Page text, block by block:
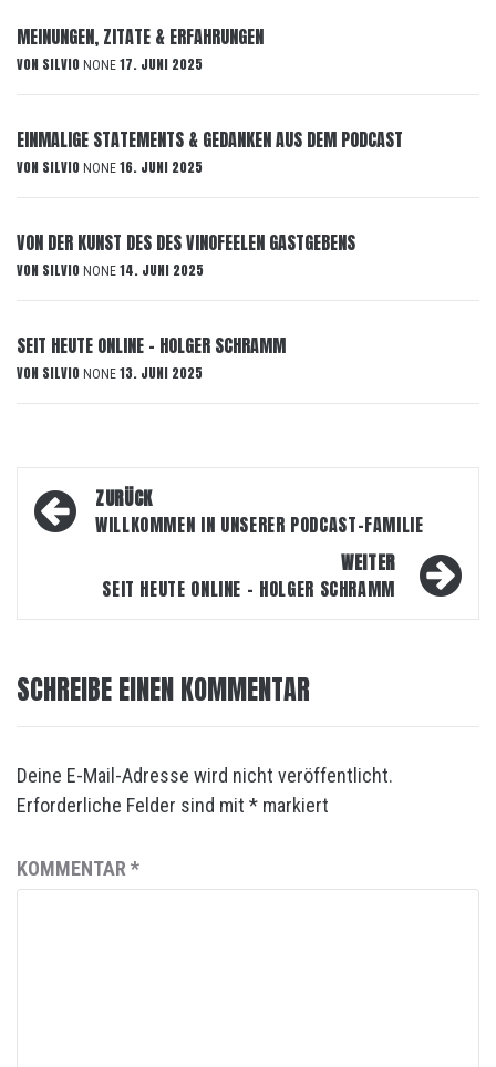
MEINUNGEN, ZITATE & ERFAHRUNGEN
VON SILVIO NONE 17. JUNI 2025
EINMALIGE STATEMENTS & GEDANKEN AUS DEM PODCAST
VON SILVIO NONE 16. JUNI 2025
VON DER KUNST DES DES VINOFEELEN GASTGEBENS
VON SILVIO NONE 14. JUNI 2025
SEIT HEUTE ONLINE – HOLGER SCHRAMM
VON SILVIO NONE 13. JUNI 2025
Beitragsnavigation
ZURÜCK
WILLKOMMEN IN UNSERER PODCAST-FAMILIE
WEITER
SEIT HEUTE ONLINE – HOLGER SCHRAMM
SCHREIBE EINEN KOMMENTAR
Deine E-Mail-Adresse wird nicht veröffentlicht.
Erforderliche Felder sind mit * markiert
KOMMENTAR *